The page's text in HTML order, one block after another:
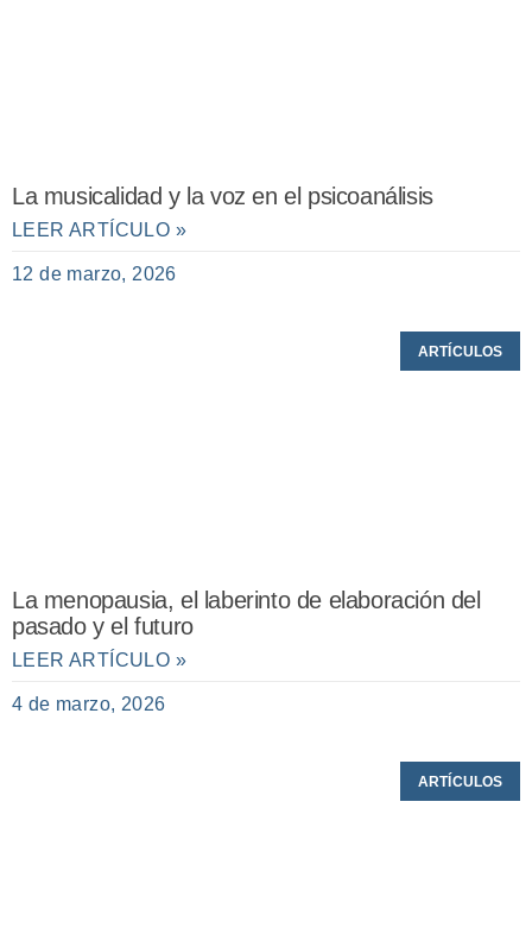
La musicalidad y la voz en el psicoanálisis
LEER ARTÍCULO »
12 de marzo, 2026
ARTÍCULOS
La menopausia, el laberinto de elaboración del
pasado y el futuro
LEER ARTÍCULO »
4 de marzo, 2026
ARTÍCULOS